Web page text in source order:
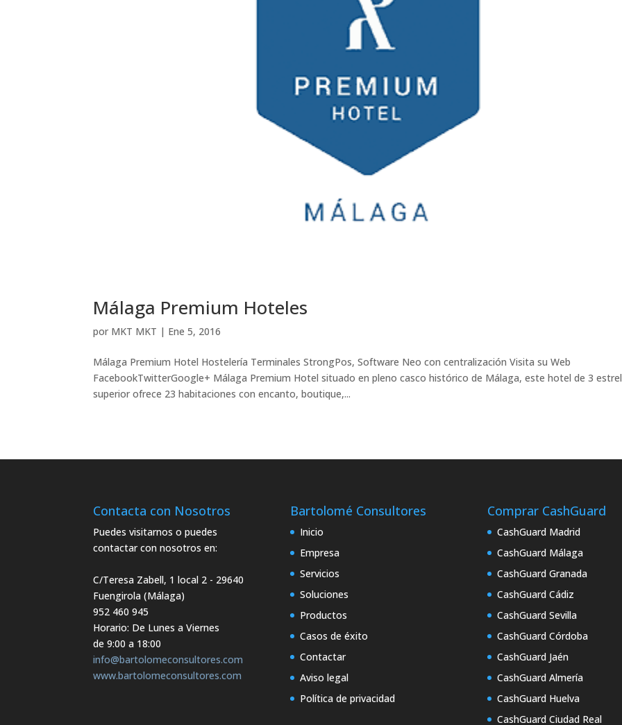
Málaga Premium Hoteles
por MKT MKT | Ene 5, 2016
Málaga Premium Hotel Hostelería Terminales StrongPos, Software Neo con centralización Visita su Web
FacebookTwitterGoogle+ Málaga Premium Hotel situado en pleno casco histórico de Málaga, este hotel de 3
superior ofrece 23 habitaciones con encanto, boutique,...
Contacta con Nosotros
Puedes visitarnos o puedes
contactar con nosotros en:
C/Teresa Zabell, 1 local 2 - 29640
Fuengirola (Málaga)
952 460 945
Horario: De Lunes a Viernes
de 9:00 a 18:00
info@bartolomeconsultores.com
www.bartolomeconsultores.com
Bartolomé Consultores
Inicio
Empresa
Servicios
Soluciones
Productos
Casos de éxito
Contactar
Aviso legal
Política de privacidad
Comprar CashGuard
CashGuard Madrid
CashGuard Málaga
CashGuard Granada
CashGuard Cádiz
CashGuard Sevilla
CashGuard Córdoba
CashGuard Jaén
CashGuard Almería
CashGuard Huelva
CashGuard Ciudad Real